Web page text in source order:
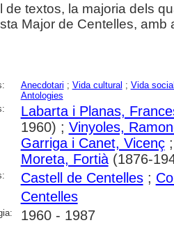
de textos, la majoria dels
Major de Centelles,
Anecdotari ; Vida cultural ; Vida
Antologies
Labarta i Planas,
1960) ; Vinyoles,
Garriga i Canet, Vicenç
Moreta, Fortià(1876-
Castell de Centelles;
Centelles
1960 - 1987